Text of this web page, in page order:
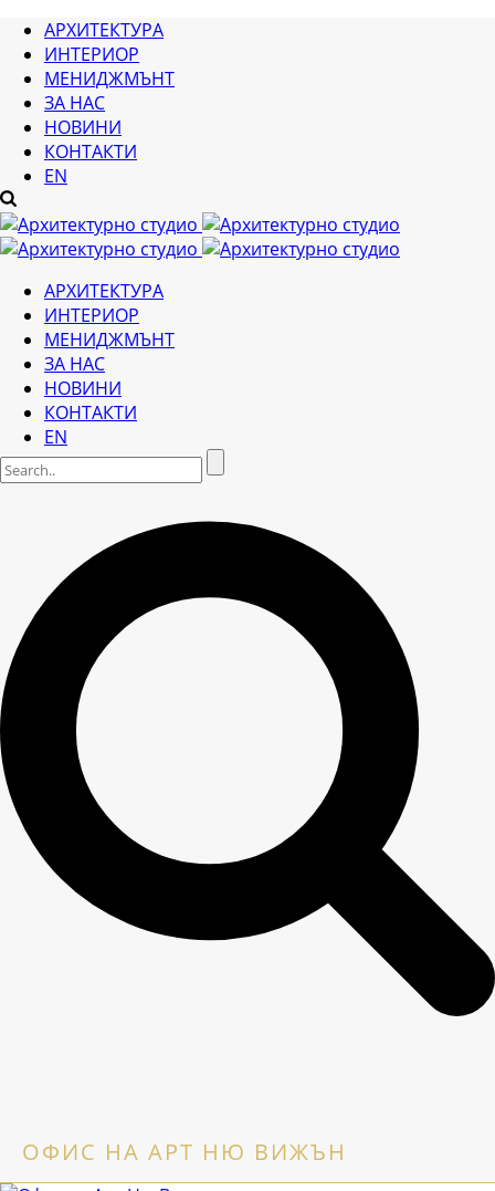
АРХИТЕКТУРА
ИНТЕРИОР
МЕНИДЖМЪНТ
ЗА НАС
НОВИНИ
КОНТАКТИ
EN
АРХИТЕКТУРА
ИНТЕРИОР
МЕНИДЖМЪНТ
ЗА НАС
НОВИНИ
КОНТАКТИ
EN
OФИС НА АРТ НЮ ВИЖЪН